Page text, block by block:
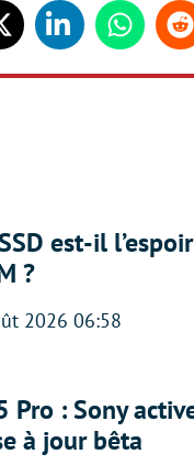
LinkedinWhatsapp
est-il
?
2026 06:58
Pro : Sony
à jour bêta